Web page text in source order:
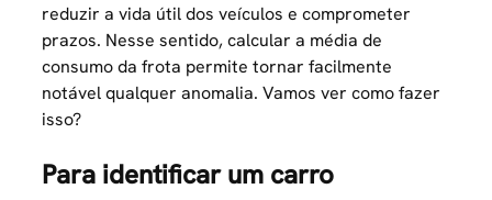
reduzir a vida útil dos veículos e comprometer
prazos. Nesse sentido, calcular a média de
consumo da frota permite tornar facilmente
notável qualquer anomalia. Vamos ver como fazer
isso?
Para identificar um carro